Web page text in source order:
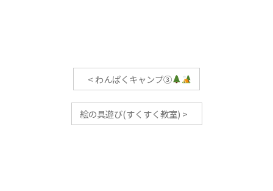
< わんぱくキャンプ③
絵の具遊び(すくすく教室) >